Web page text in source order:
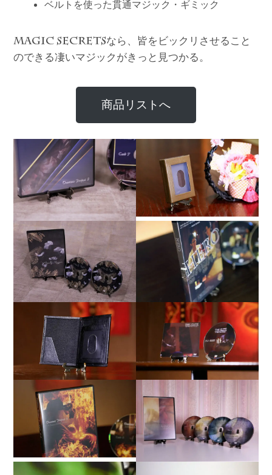
ベルトを使った貫通マジック・ギミック
MAGIC SECRETSなら、皆をビックリさせること
のできる凄いマジックがきっと見つかる。
商品リストへ